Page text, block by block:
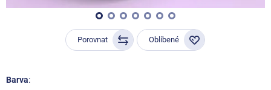
Barva:
Porovnat Oblíbené